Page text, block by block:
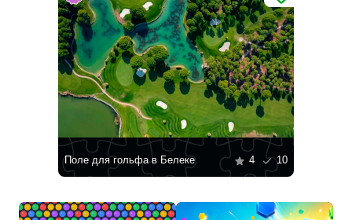
Поле для гольфа в Белеке 4 10